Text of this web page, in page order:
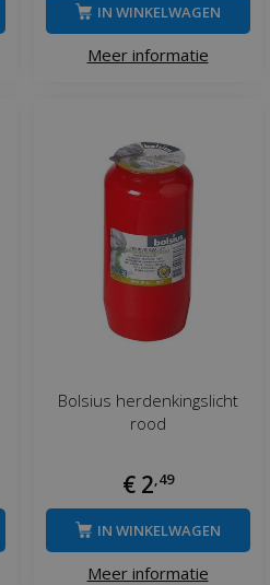
Meer informatie
IN WINKELWAGEN
Bolsius herdenkingslicht
rood
€ 2 49
Meer informatie
IN WINKELWAGEN